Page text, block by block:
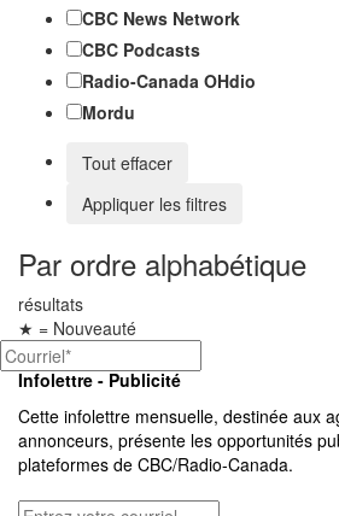
CBC News Network
CBC Podcasts
Radio-Canada OHdio
Mordu
Tout effacer
Appliquer les filtres
Par ordre alphabétique
résultats
★ = Nouveauté
Infolettre - Publicité
Cette infolettre mensuelle, destinée aux
annonceurs, présente les opportunités
plateformes de CBC/Radio-Canada.